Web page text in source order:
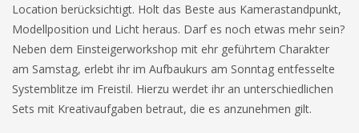
Location berücksichtigt. Holt das Beste aus Kamerastandpunkt,
Modellposition und Licht heraus. Darf es noch etwas mehr sein?
Neben dem Einsteigerworkshop mit ehr geführtem Charakter
am Samstag, erlebt ihr im Aufbaukurs am Sonntag entfesselte
Systemblitze im Freistil. Hierzu werdet ihr an unterschiedlichen
Sets mit Kreativaufgaben betraut, die es anzunehmen gilt.